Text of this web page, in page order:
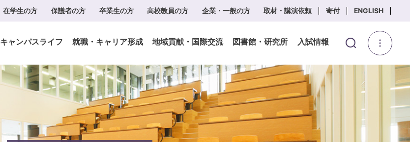
在学生の方 保護者の方 卒業生の方 高校教員の方 企業・一般の方 取材・講演依頼 寄付 ENGLISH
キャンパスライフ 就職・キャリア形成 地域貢献・国際交流 図書館・研究所 入試情報